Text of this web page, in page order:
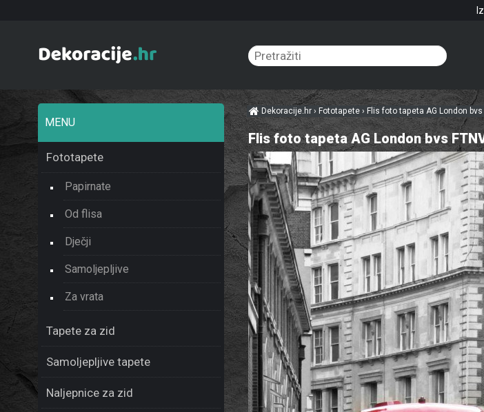
Flis foto tapeta AG London bvs
MENU
Fototapete
Papirnate
Od flisa
Dječji
Samoljepljive
Za vrata
Tapete za zid
Samoljepljive tapete
Naljepnice za zid
Dekoracije.hr› Fototapete › Flis foto tapeta AG London